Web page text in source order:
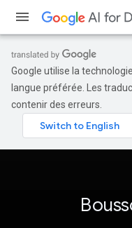
Google utilise la
langue préférée. Les
contenir des erreurs.